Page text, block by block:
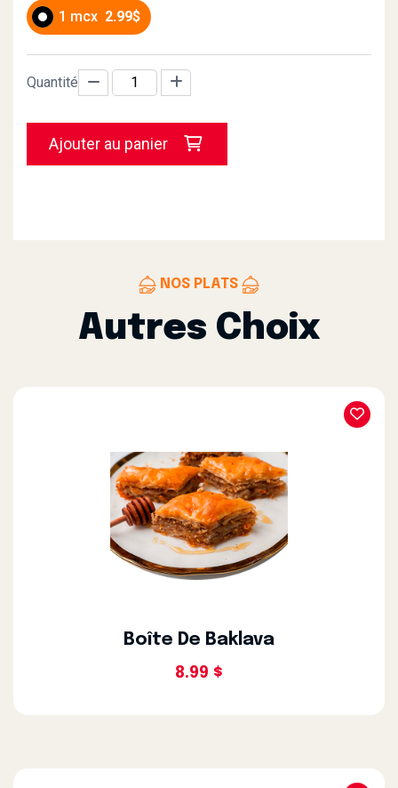
1 mcx 2.99$
Quantité
Ajouter au panier
NOS PLATS
Autres Choix
Boîte De Baklava
8.99 $